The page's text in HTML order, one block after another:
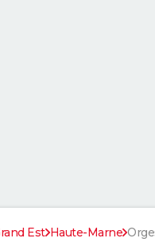
Est Haute-Marne